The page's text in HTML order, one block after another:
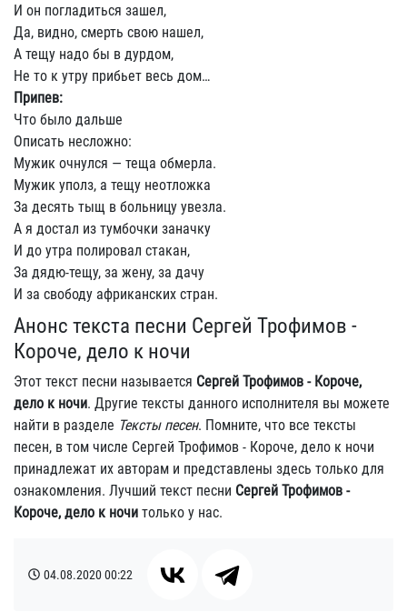
И он погладиться зашел,
Да, видно, смерть свою нашел,
А тещу надо бы в дурдом,
Не то к утру прибьет весь дом…
Припев:
Что было дальше
Описать несложно:
Мужик очнулся — теща обмерла.
Мужик уполз, а тещу неотложка
За десять тыщ в больницу увезла.
А я достал из тумбочки заначку
И до утра полировал стакан,
За дядю-тещу, за жену, за дачу
И за свободу африканских стран.
Анонс текста песни Сергей Трофимов -
Короче, дело к ночи
Этот текст песни называется Сергей Трофимов - Короче,
дело к ночи. Другие тексты данного исполнителя вы можете
найти в разделе Тексты песен. Помните, что все тексты
песен, в том числе Сергей Трофимов - Короче, дело к ночи
принадлежат их авторам и представлены здесь только для
ознакомления. Лучший текст песни Сергей Трофимов -
Короче, дело к ночи только у нас.
04.08.202000:22